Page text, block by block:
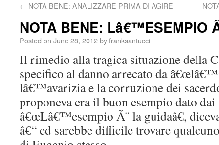
← NOTA BENE: ANALIZZARE PRIMA DI AGIRE
NOTA BENE: Lâ€™ESEMPIO
Posted on June 28, 2012byfranksantucci
Il rimedio alla tragica situazione della
specifico al danno arrecato da
lâ€™avarizia e la corruzione dei
proponeva era il buon esempio dato dai
â€œLâ€™esempio Ã¨ la guidaâ€,
â€“ ed sarebbe difficile trovare